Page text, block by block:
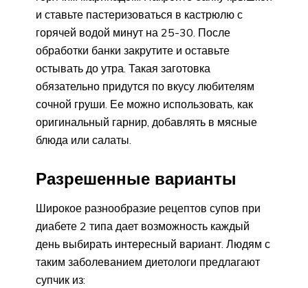
и ставьте пастеризоваться в кастрюлю с
горячей водой минут на 25-30. После
обработки банки закрутите и оставьте
остывать до утра. Такая заготовка
обязательно придутся по вкусу любителям
сочной груши. Ее можно использовать, как
оригинальный гарнир, добавлять в мясные
блюда или салаты.
Разрешенные варианты
Широкое разнообразие рецептов супов при
диабете 2 типа дает возможность каждый
день выбирать интересный вариант. Людям с
таким заболеванием диетологи предлагают
супчик из: